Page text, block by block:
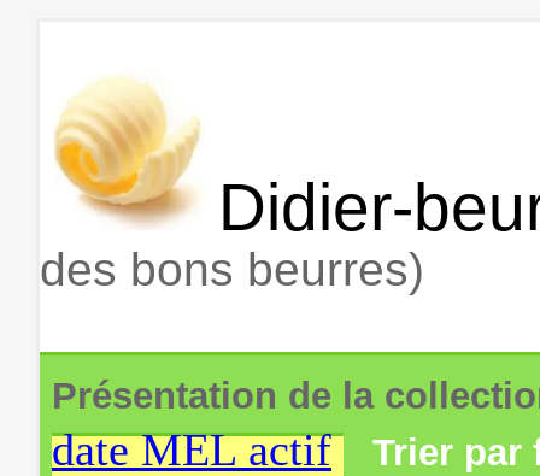
Didier-
des bons beurres)
Présentation de la
date MEL actif
Trier par